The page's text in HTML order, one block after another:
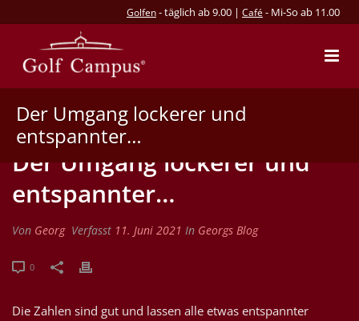
Golfen- täglich ab 9.00 | Café - Mi-So ab 11.00
Der Umgang lockerer und
entspannter…
Der Umgang lockerer und
entspannter…
Von Georg Verfasst 11. Juni 2021 In Georgs Blog
0
Die Zahlen sind gut und lassen alle etwas entspannter